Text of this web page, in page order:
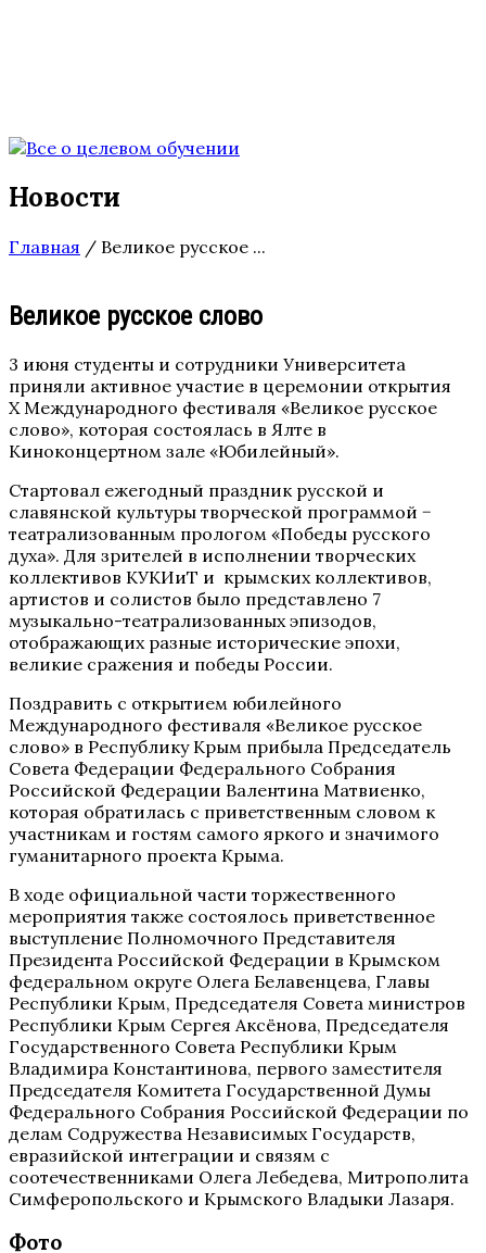
Новости
Главная / Великое русское ...
Великое русское слово
3 июня студенты и сотрудники Университета
приняли активное участие в церемонии открытия
X Международного фестиваля «Великое русское
слово», которая состоялась в Ялте в
Киноконцертном зале «Юбилейный».
Стартовал ежегодный праздник русской и
славянской культуры творческой программой −
театрализованным прологом «Победы русского
духа». Для зрителей в исполнении творческих
коллективов КУКИиТ и крымских коллективов,
артистов и солистов было представлено 7
музыкально-театрализованных эпизодов,
отображающих разные исторические эпохи,
великие сражения и победы России.
Поздравить с открытием юбилейного
Международного фестиваля «Великое русское
слово» в Республику Крым прибыла Председатель
Совета Федерации Федерального Собрания
Российской Федерации Валентина Матвиенко,
которая обратилась с приветственным словом к
участникам и гостям самого яркого и значимого
гуманитарного проекта Крыма.
В ходе официальной части торжественного
мероприятия также состоялось приветственное
выступление Полномочного Представителя
Президента Российской Федерации в Крымском
федеральном округе Олега Белавенцева, Главы
Республики Крым, Председателя Совета министров
Республики Крым Сергея Аксёнова, Председателя
Государственного Совета Республики Крым
Владимира Константинова, первого заместителя
Председателя Комитета Государственной Думы
Федерального Собрания Российской Федерации по
делам Содружества Независимых Государств,
евразийской интеграции и связям с
соотечественниками Олега Лебедева, Митрополита
Симферопольского и Крымского Владыки Лазаря.
Фото